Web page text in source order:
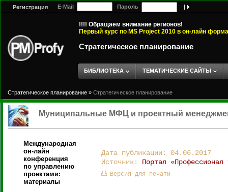
Регистрация E-Mail Пароль
!!!! Обращаем внимание регионов!
Первый курс по MS Project 2010 в он-лайн
Стратегическое планирование
БИБЛИОТЕКА ТЕМАТИЧЕСКИЕ САЙТЫ
Стратегическое планирование » Стратегическое планирование
Муниципальные МФЦ и проектный
Международная
он-лайн
конференция
по управлению
проектами:
материалы
Дата публикации: 04.06.2017
Источник: Портал «Профессионал
Версия для печати